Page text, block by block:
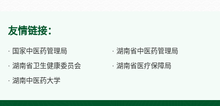
友情链接：
· 国家中医药管理局
· 湖南省中医药管理局
· 湖南省卫生健康委员会
· 湖南省医疗保障局
· 湖南中医药大学